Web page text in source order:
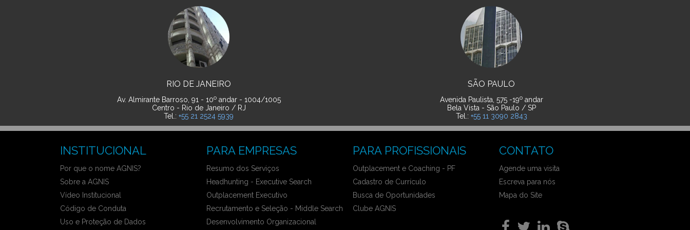
RIO DE JANEIRO
Av. Almirante Barroso, 91 - 10oandar - 1004/1005
Centro - Rio de Janeiro / RJ
Tel.: +55 21 2524 5939
SÃO PAULO
Avenida Paulista, 575 -19oandar
Bela Vista - São Paulo / SP
Tel.: +55 11 3090 2843
INSTITUCIONAL
Por que o nome AGNIS?
Sobre a AGNIS
Vídeo Institucional
Código de Conduta
Uso e Proteção de Dados
PARA EMPRESAS
Resumo dos Serviços
Headhunting - Executive Search
Outplacement Executivo
Recrutamento e Seleção - Middle Search
Desenvolvimento Organizacional
PARA PROFISSIONAIS
Outplacement e Coaching - PF
Cadastro de Currículo
Busca de Oportunidades
Clube AGNIS
CONTATO
Agende uma visita
Escreva para nós
Mapa do Site